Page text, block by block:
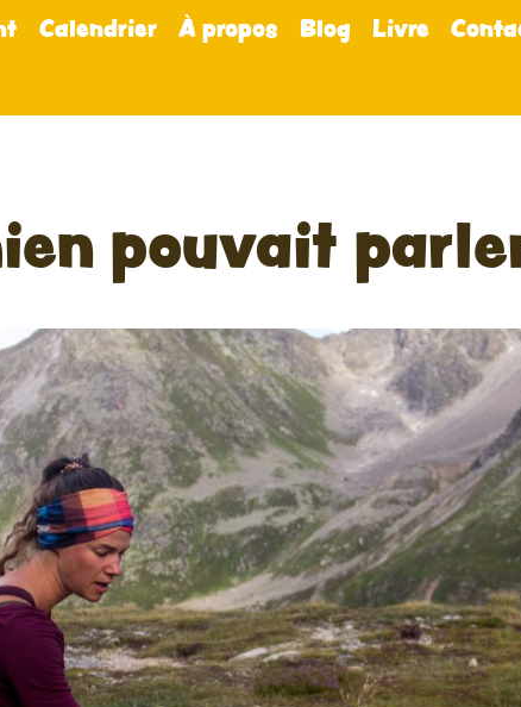
Calendrier À propos Blog Livre
pouvait